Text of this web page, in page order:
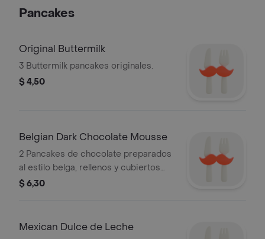
Pancakes
Original Buttermilk
3 Buttermilk pancakes originales.
$ 4,50
Belgian Dark Chocolate Mousse
2 Pancakes de chocolate preparados
al estilo belga, rellenos y cubiertos
con chispas en mousse de chocolate.
$ 6,30
Mexican Dulce de Leche